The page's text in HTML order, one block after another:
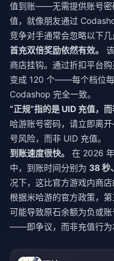
值到账——无需提供账号
值，就像朋友通过
竞争对手通常会忽略以下几
首充双倍奖励依然有效。
商店挂钩。通过折扣平台
变成 120 个——每个档位
Codashop 完全一致。
“正规”指的是 UID 充值，而
哈游账号密码，请立即离
号风险，而非 UID 充值。
到账速度很快。
在 2026
中，到账时间分别为 38 秒
况下，这比官方游戏内商店
根据米哈游的官方政策，第
可能导致原石余额为负或
——即争议，而非充值行为